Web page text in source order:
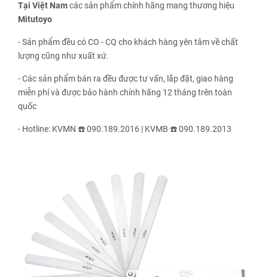
Tại Việt Namcác sản phẩm chính hãng mang thương hiệu
Mitutoyo
- Sản phẩm đều có CO - CQ cho khách hàng yên tâm về chất
lượng cũng như xuất xứ.
- Các sản phẩm bán ra đều được tư vấn, lắp đặt, giao hàng
miễn phí và được bảo hành chính hãng 12 tháng trên toàn
quốc
- Hotline: KVMN ☎️ 090.189.2016 | KVMB ☎️ 090.189.2013